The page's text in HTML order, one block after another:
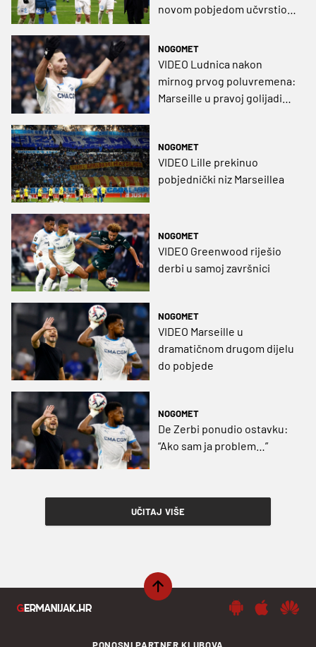
novom pobjedom učvrstio
NOGOMET
VIDEO Ludnica nakon
mirnog prvog poluvremena:
Marseille u pravoj golijadi
NOGOMET
VIDEO Lille prekinuo
pobjednički niz Marseillea
NOGOMET
VIDEO Greenwood riješio
derbi u samoj završnici
NOGOMET
VIDEO Marseille u
dramatičnom drugom dijelu
do pobjede
NOGOMET
De Zerbi ponudio ostavku:
“Ako sam ja problem…”
UČITAJ VIŠE